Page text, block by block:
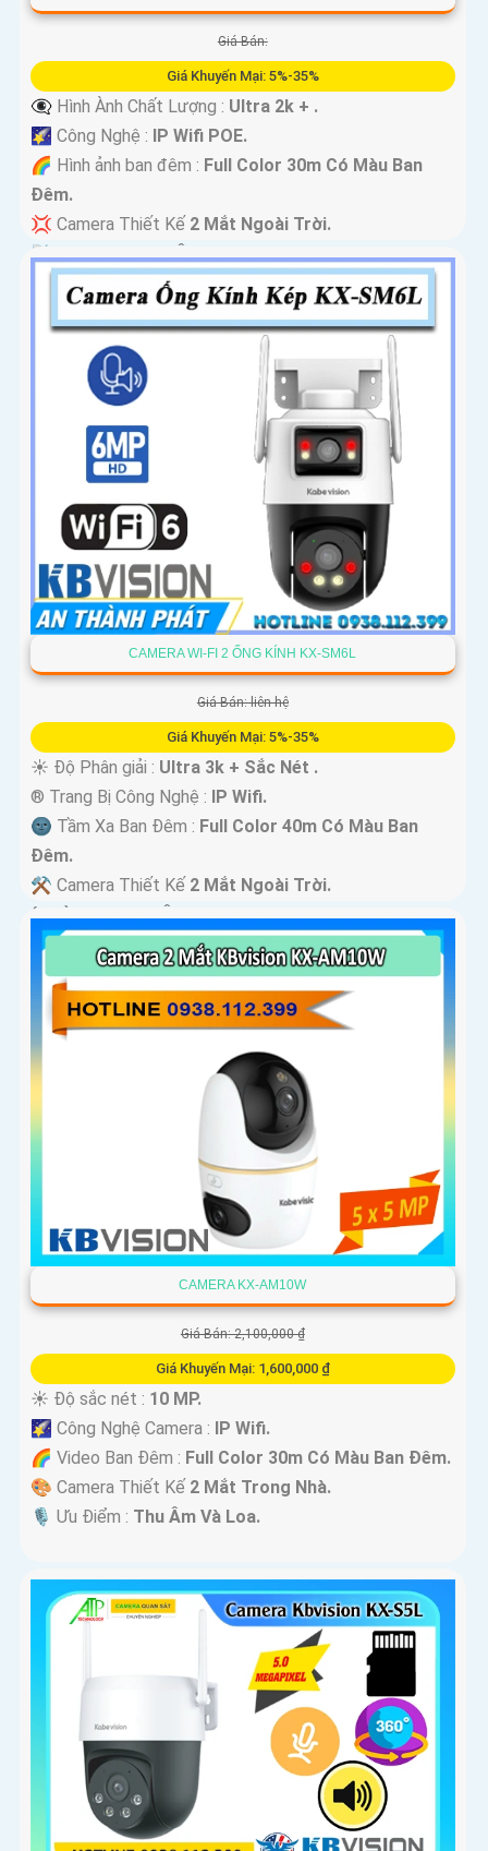
Giá Bán:
Giá Khuyến Mại: 5%-35%
👁️‍🗨 Hình Ành Chất Lượng : Ultra 2k + .
🌠 Công Nghệ : IP Wifi POE.
🌈 Hình ảnh ban đêm : Full Color 30m Có Màu Ban
Ðêm.
💢 Camera Thiết Kế 2 Mắt Ngoài Trời.
️📡 Tích Hợp :Thu Âm Và Loa.
CAMERA WI-FI 2 ỐNG KÍNH KX-SM6L
Giá Bán: liên hệ
Giá Khuyến Mại: 5%-35%
☀️ Độ Phân giải : Ultra 3k + Sắc Nét .
®️ Trang Bị Công Nghệ : IP Wifi.
🌚 Tầm Xa Ban Đêm : Full Color 40m Có Màu Ban
Ðêm.
⚒ Camera Thiết Kế 2 Mắt Ngoài Trời.
️ƒ Khả Năng :Thu Âm Và Loa.
CAMERA KX-AM10W
Giá Bán: 2,100,000 ₫
Giá Khuyến Mại: 1,600,000 ₫
☀️ Độ sắc nét : 10 MP.
🌠 Công Nghệ Camera : IP Wifi.
🌈 Video Ban Đêm : Full Color 30m Có Màu Ban Ðêm.
🎨 Camera Thiết Kế 2 Mắt Trong Nhà.
️🎙 Ưu Điểm : Thu Âm Và Loa.